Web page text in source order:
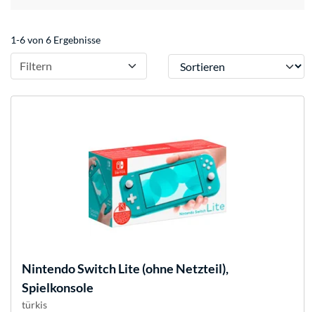
1-6 von 6 Ergebnisse
Filtern Sortieren
NintendoSwitch Lite (ohne Netzteil),
Spielkonsole
türkis